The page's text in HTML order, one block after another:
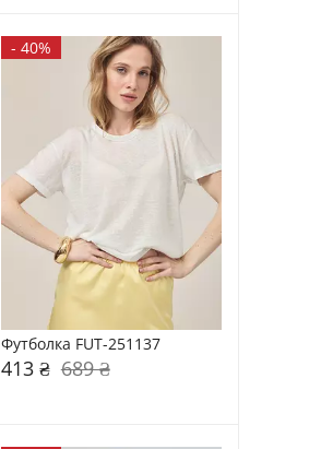
- 40%
Футболка FUT-251137
413 ₴ 689 ₴